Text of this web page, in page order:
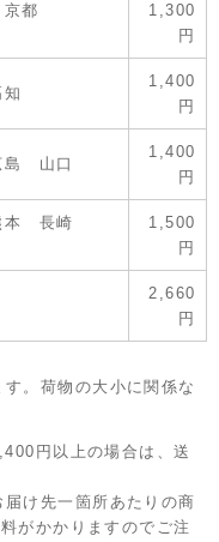
都
1,300
円
1,400
円
山口
1,400
円
長崎
1,500
円
2,660
円
。荷物の大小に関係な
円以上の場合は、送
け先一箇所あたりの商
がかかりますのでご注